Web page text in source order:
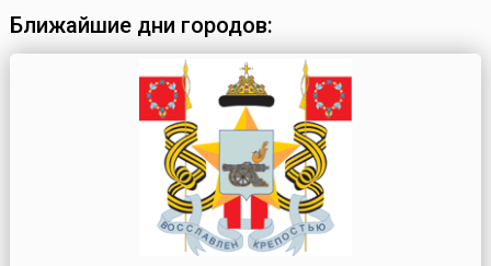
Ближайшие дни городов: